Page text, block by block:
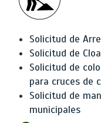
Solicitud de
Solicitud de
Solicitud de
para cruces de
Solicitud de
municipales